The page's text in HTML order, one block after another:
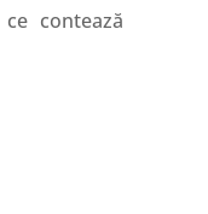
contează